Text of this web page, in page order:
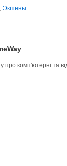
, Экшены
про комп'ютерні та